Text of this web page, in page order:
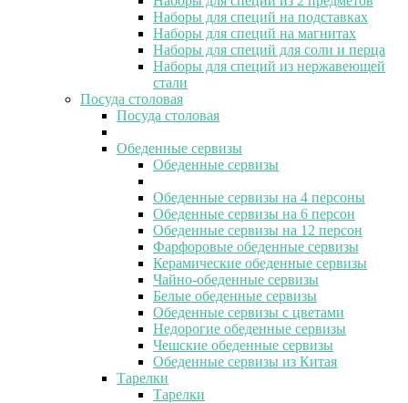
Наборы для специй на подставках
Наборы для специй на магнитах
Наборы для специй для соли и перца
Наборы для специй из нержавеющей
стали
Посуда столовая
Посуда столовая
Обеденные сервизы
Обеденные сервизы
Обеденные сервизы на 4 персоны
Обеденные сервизы на 6 персон
Обеденные сервизы на 12 персон
Фарфоровые обеденные сервизы
Керамические обеденные сервизы
Чайно-обеденные сервизы
Белые обеденные сервизы
Обеденные сервизы с цветами
Недорогие обеденные сервизы
Чешские обеденные сервизы
Обеденные сервизы из Китая
Тарелки
Тарелки